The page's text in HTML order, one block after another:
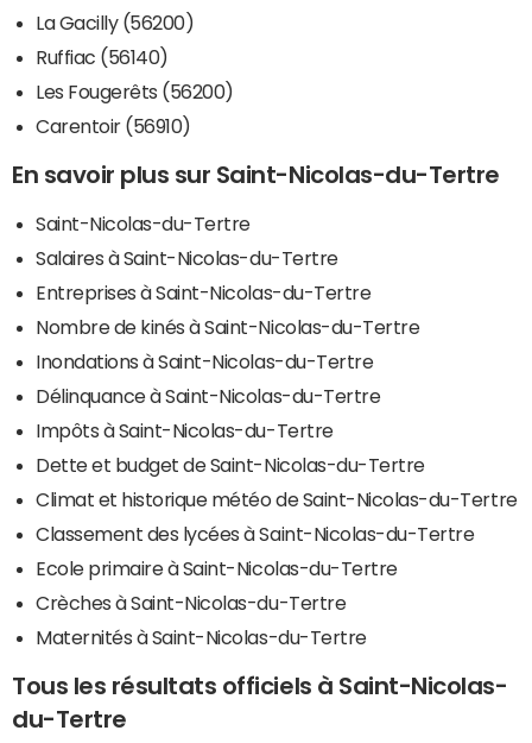
La Gacilly (56200)
Ruffiac (56140)
Les Fougerêts (56200)
Carentoir (56910)
En savoir plus sur Saint-Nicolas-du-Tertre
Saint-Nicolas-du-Tertre
Salaires à Saint-Nicolas-du-Tertre
Entreprises à Saint-Nicolas-du-Tertre
Nombre de kinés à Saint-Nicolas-du-Tertre
Inondations à Saint-Nicolas-du-Tertre
Délinquance à Saint-Nicolas-du-Tertre
Impôts à Saint-Nicolas-du-Tertre
Dette et budget de Saint-Nicolas-du-Tertre
Climat et historique météo de Saint-Nicolas-du-Tertre
Classement des lycées à Saint-Nicolas-du-Tertre
Ecole primaire à Saint-Nicolas-du-Tertre
Crèches à Saint-Nicolas-du-Tertre
Maternités à Saint-Nicolas-du-Tertre
Tous les résultats officiels à Saint-Nicolas-
du-Tertre